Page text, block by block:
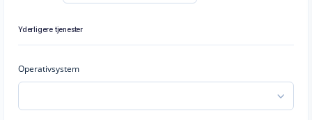
Yderligere tjenester
Operativsystem